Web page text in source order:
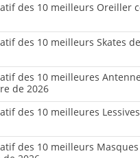
des 10 meilleurs Oreiller
des 10 meilleurs Skates
des 10 meilleures
de 2026
des 10 meilleures
des 10 meilleurs